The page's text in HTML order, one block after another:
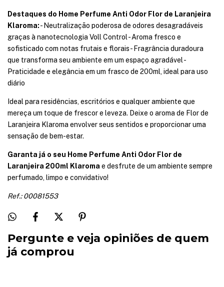
Destaques do Home Perfume Anti Odor Flor de Laranjeira
Klaroma:- Neutralização poderosa de odores desagradáveis
graças à nanotecnologia Voll Control - Aroma fresco e
sofisticado com notas frutais e florais - Fragrância duradoura
que transforma seu ambiente em um espaço agradável -
Praticidade e elegância em um frasco de 200ml, ideal para uso
diário
Ideal para residências, escritórios e qualquer ambiente que
mereça um toque de frescor e leveza. Deixe o aroma de Flor de
Laranjeira Klaroma envolver seus sentidos e proporcionar uma
sensação de bem-estar.
Garanta já o seu Home Perfume Anti Odor Flor de
Laranjeira 200ml Klaroma e desfrute de um ambiente sempre
perfumado, limpo e convidativo!
Ref.: 00081553
Pergunte e veja opiniões de quem
já comprou